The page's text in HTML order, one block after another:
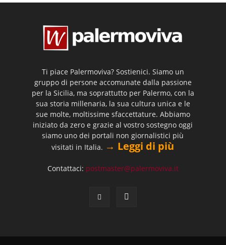
Ti piace Palermoviva? Sostienici. Siamo un
gruppo di persone accomunate dalla passione
per la Sicilia, ma soprattutto per Palermo, con la
sua storia millenaria, la sua cultura unica e le
sue molte, moltissime sfaccettature. Abbiamo
iniziato da zero e grazie al vostro sostegno oggi
siamo uno dei portali non giornalistici più
visitati in Italia. → Leggi di più
Contattaci: postmaster@palermoviva.it